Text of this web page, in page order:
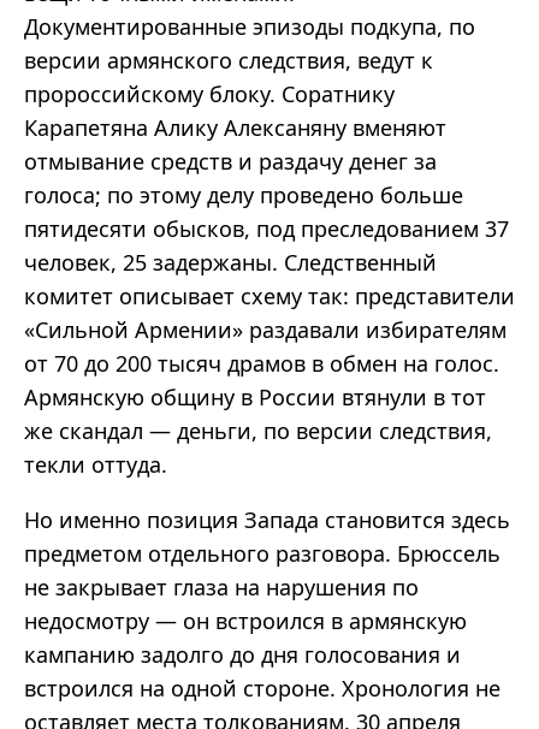
Документированные эпизоды подкупа, по
версии армянского следствия, ведут к
пророссийскому блоку. Соратнику
Карапетяна Алику Алексаняну вменяют
отмывание средств и раздачу денег за
голоса; по этому делу проведено больше
пятидесяти обысков, под преследованием 37
человек, 25 задержаны. Следственный
комитет описывает схему так: представители
«Сильной Армении» раздавали избирателям
от 70 до 200 тысяч драмов в обмен на голос.
Армянскую общину в России втянули в тот
же скандал — деньги, по версии следствия,
текли оттуда.
Но именно позиция Запада становится здесь
предметом отдельного разговора. Брюссель
не закрывает глаза на нарушения по
недосмотру — он встроился в армянскую
кампанию задолго до дня голосования и
встроился на одной стороне. Хронология не
оставляет места толкованиям. 30 апреля